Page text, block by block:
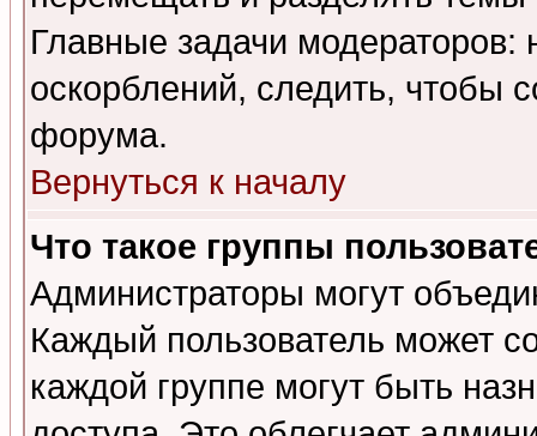
Главные задачи
оскорблений, следить, чтобы
форума.
Вернуться к началу
Что такое группы
Администраторы могут
Каждый пользователь может
каждой группе могут быть